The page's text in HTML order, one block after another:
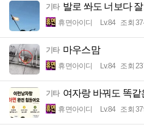
기타 발로 쏴도 너보다
휴면아이디 Lv.84 조회
기타 마우스맘
휴면아이디 Lv.84 조회
기타 여자랑 바꿔도 똑
휴면아이디 Lv.84 조회